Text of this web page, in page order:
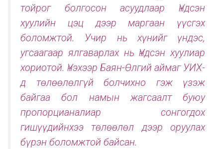
тойрог болгосон асуудлаар Үндсэн
хуулийн цэц дээр маргаан үүсгэх
боломжтой. Учир нь хүнийг үндэс,
угсаагаар ялгаварлах нь Үндсэн хуулиар
хориотой. Үнэхээр Баян-Өлгий аймаг УИХ-
д төлөөлөлгүй болчихно гэж үзэж
байгаа бол намын жагсаалт буюу
пропорцианалиар сонгогдох
гишүүдийнхээ төлөөлөл дээр оруулах
бүрэн боломжтой байсан.